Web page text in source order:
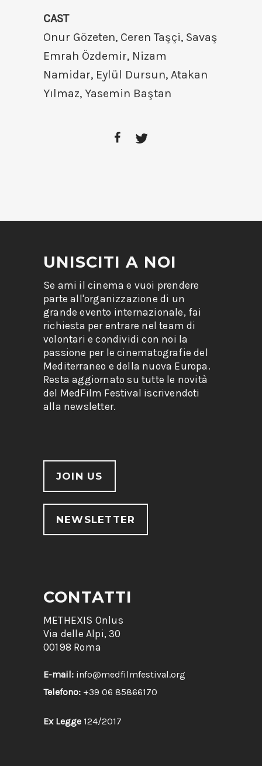
CAST
Onur Gözeten, Ceren Taşçi, Savaş
Emrah Özdemir, Nizam
Namidar, Eylül Dursun, Atakan
Yılmaz, Yasemin Baştan
UNISCITI A NOI
Se ami il cinema e vuoi prendere
parte all'organizzazione di un
grande evento internazionale, fai
richiesta per entrare nel team di
volontari e condividi con noi la
passione per le cinematografie del
Mediterraneo e della nuova Europa.
Resta aggiornato su tutte le novità
del MedFilm Festival iscrivendoti
alla newsletter.
JOIN US
NEWSLETTER
CONTATTI
METHEXIS Onlus
Via delle Alpi, 30
00198 Roma
E-mail: info@medfilmfestival.org
Telefono: +39 06 85866170
Ex Legge 124/2017